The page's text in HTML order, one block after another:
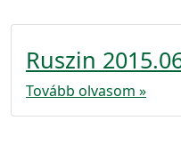
Ruszin
Tovább olvasom »